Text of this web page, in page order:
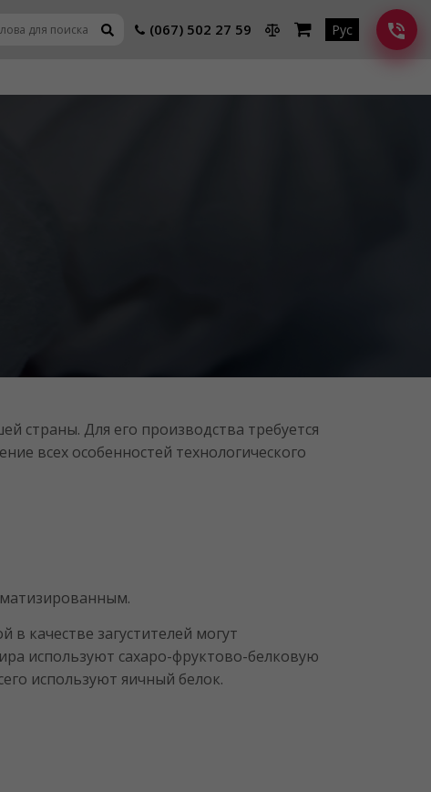
(067) 502 27 59 Рус
страны. Для его производства требуется
всех особенностей технологического
качестве загустителей могут
используют сахаро-фруктово-белковую
используют яичный белок.